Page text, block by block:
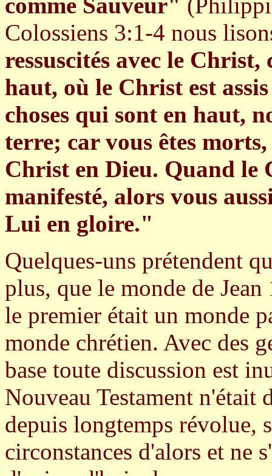
Colossiens 3:1-4 nous
ressuscités avec le Christ,
haut, où le Christ est
choses qui sont en haut,
terre; car vous êtes
Christ en Dieu. Quand le
manifesté, alors vous
Lui en gloire."
Quelques-uns prétendent
plus, que le monde de
le premier était un monde
monde chrétien. Avec des
base toute discussion est
Nouveau Testament n'était
depuis longtemps révolue,
circonstances d'alors et ne